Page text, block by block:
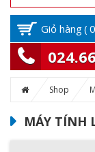
Giỏ hàng( 0
Shop
MÁY TÍNH